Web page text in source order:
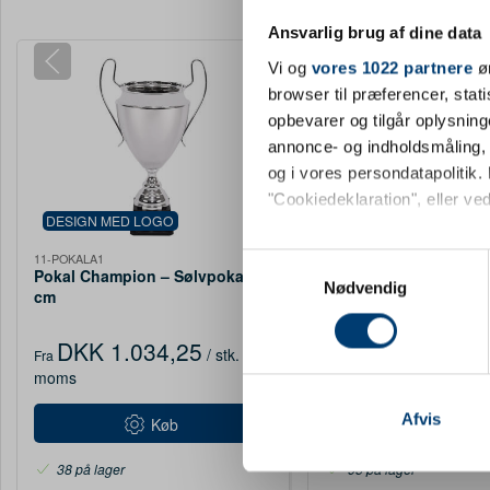
Ansvarlig brug af dine data
Vi og vores 1022 partnere
browser til præferencer,
opbevarer og tilgår
annonce- og
og i vores
"Cookiedeklaration", eller
Hvis du tillader det, vil vi
Indsamle præcise
Dine valg anvendes på hele
Vi bruger cookies til at
vores trafik. Vi deler også
annonceringspartnere og
dem, eller som de har
Nødvendig
Afvis
DESIGN MED LOGO
11-POKALA1
Pokal Champion – Sølvpokal 53
cm
Fra DKK 1.034,25 / stk.
moms
Køb
38 på lager
FraDKK 905,10
moms
95 på lager